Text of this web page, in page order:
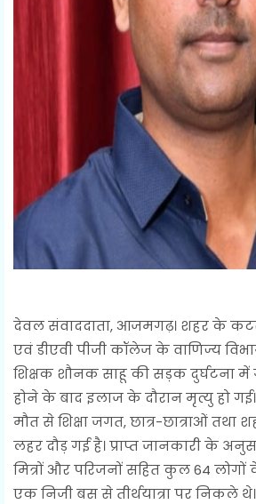
देवल संवाददाता, आजमगढ़। शहर के
एवं डीएवी पीजी कॉलेज के वाणिज्य
शिक्षक शौनक साहू की सड़क दुर्घटना
होने के बाद इलाज के दौरान मृत्यु हो
मौत से शिक्षा जगत, छात्र-छात्राओं तथा
लहर दौड़ गई है। प्राप्त जानकारी के
मित्रों और परिजनों सहित कुल 64
एक निजी बस से तीर्थयात्रा पर निकले थे।